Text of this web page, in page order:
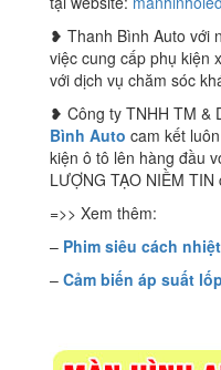
❥ Thanh Bình Auto với
việc cung cấp phụ kiện
với dịch vụ chăm sóc
❥ Công ty TNHH TM &
Bình Auto cam kết
kiện ô tô lên hàng đầu
LƯỢNG TẠO NIỀM
=>> Xem thêm:
– Phim siêu cách
– Cảm biến áp suất